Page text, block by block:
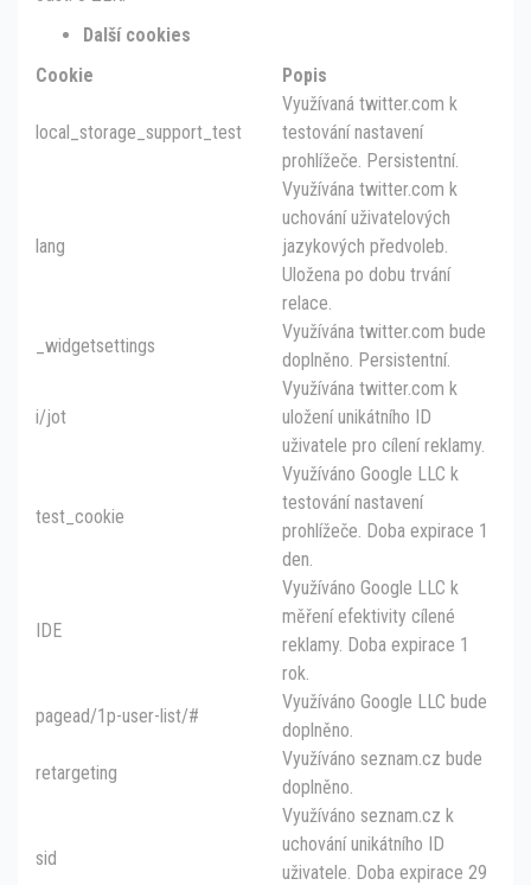
Další cookies
Cookie
Popis
local_storage_support_test
Využívaná twitter.com k
testování nastavení
prohlížeče. Persistentní.
lang
Využívána twitter.com k
uchování uživatelových
jazykových předvoleb.
Uložena po dobu trvání
relace.
_widgetsettings
Využívána twitter.com bude
doplněno. Persistentní.
i/jot
Využívána twitter.com k
uložení unikátního ID
uživatele pro cílení reklamy.
test_cookie
Využíváno Google LLC k
testování nastavení
prohlížeče. Doba expirace 1
den.
IDE
Využíváno Google LLC k
měření efektivity cílené
reklamy. Doba expirace 1
rok.
pagead/1p-user-list/#
Využíváno Google LLC bude
doplněno.
retargeting
Využíváno seznam.cz bude
doplněno.
sid
Využíváno seznam.cz k
uchování unikátního ID
uživatele. Doba expirace 29